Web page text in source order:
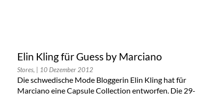
Elin Kling für Guess by Marciano
Stores, | 10 Dezember 2012
Die schwedische Mode Bloggerin Elin Kling hat für
Marciano eine Capsule Collection entworfen. Die 29-